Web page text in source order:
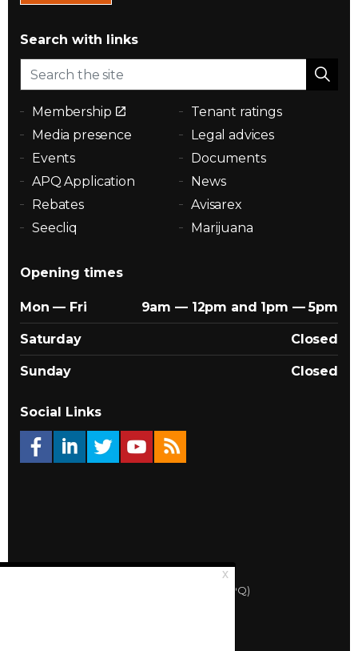
Search with links
Membership
Tenant ratings
Media presence
Legal advices
Events
Documents
APQ Application
News
Rebates
Avisarex
Seecliq
Marijuana
Opening times
Mon — Fri 9am — 12pm and 1pm — 5pm
Saturday Closed
Sunday Closed
Social Links
© 2026 Québec Landlords Association (APQ)